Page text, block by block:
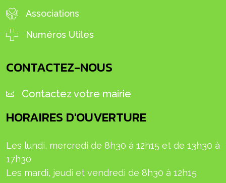
Associations
Numéros Utiles
CONTACTEZ-NOUS
Contactez votre mairie
HORAIRES D'OUVERTURE
Les lundi, mercredi de 8h30 à 12h15 et de 13h30 à
17h30
L es mardi, jeudi et vendredi de 8h30 à 12h15